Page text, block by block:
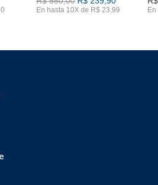
En hasta 10X de R$ 23,99